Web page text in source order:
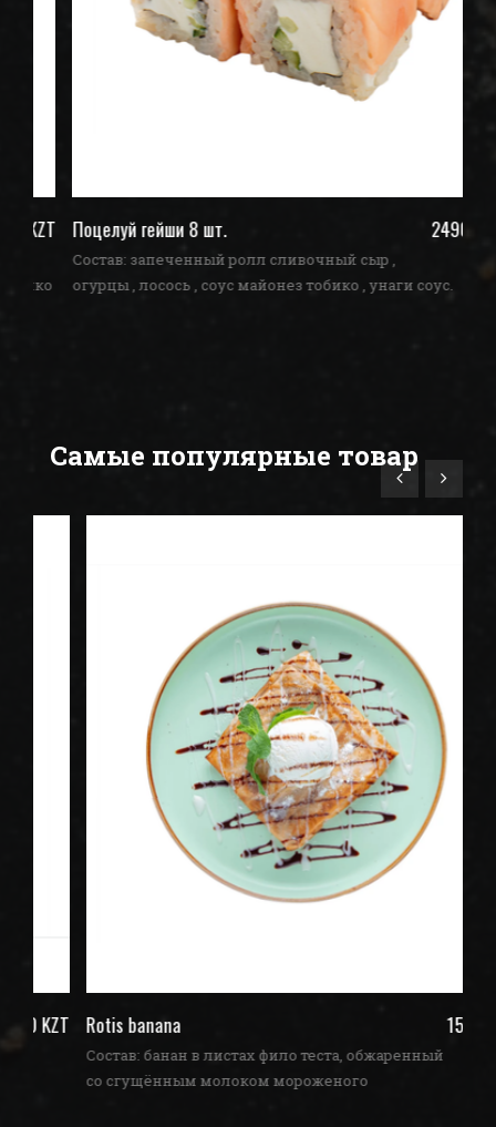
Поцелуй гейши 8 шт. 2490 KZT
Состав: запеченный ролл сливочный сыр ,
огурцы , лосось , соус майонез тобико , унаги соус.
Самые популярные товар
Rotis banana 1590 KZT
Состав: банан в листах фило теста, обжаренный
со сгущённым молоком мороженого